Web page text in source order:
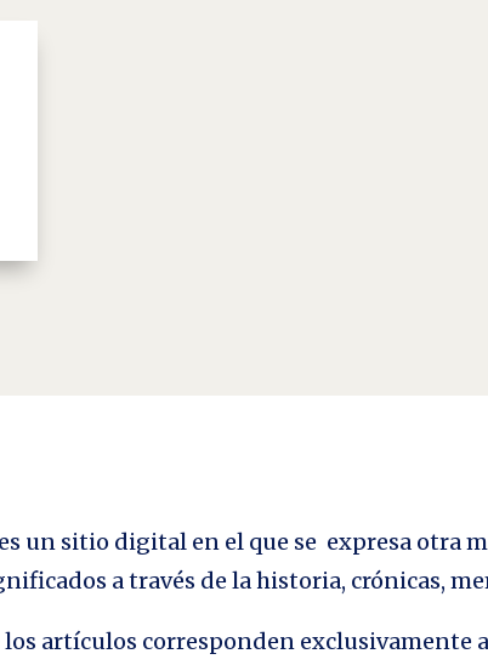
un sitio digital en el que se expresa otra
a través de la historia, crónicas,
los artículos corresponden exclusivamente